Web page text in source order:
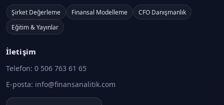
Taahhüt İnşaat Muhasebesi
Gelir ve Maliyet Dağıtımı
İnşaat ve Gayrimenkul Muhasebesi · Konu 15
Şirket Değerleme Finansal Modelleme
CFO Danışmanlık
Eğitim & Yayınlar
İletişim
Telefon: 0 506 763 61 65
E-posta: info@finansanalitik.com